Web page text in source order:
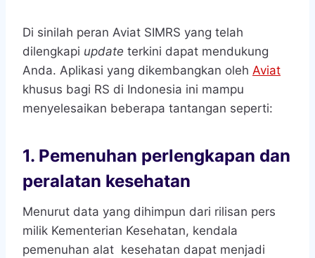
Di sinilah peran Aviat SIMRS yang telah
dilengkapi update terkini dapat mendukung
Anda. Aplikasi yang dikembangkan oleh Aviat
khusus bagi RS di Indonesia ini mampu
menyelesaikan beberapa tantangan seperti:
1. Pemenuhan perlengkapan dan
peralatan kesehatan
Menurut data yang dihimpun dari rilisan pers
milik Kementerian Kesehatan, kendala
pemenuhan alat kesehatan dapat menjadi